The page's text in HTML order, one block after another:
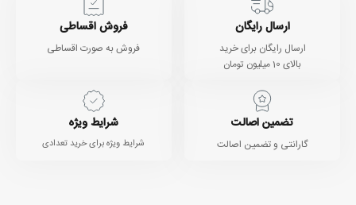
ارسال رایگان
ارسال رایگان برای خرید
بالای 10 میلیون تومان
فروش اقساطی
فروش به صورت اقساطی
تضمین اصالت
گارانتی و تضمین اصالت
شرایط ویژه
شرایط ویژه برای خرید تعدادی